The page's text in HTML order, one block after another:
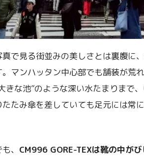
で見る街並みの美しさとは裏腹に
。マンハッタン中心部でも舗装が荒
きな池”のような深い水たまりまで
たみ傘を差していても足元には常
、 CM996 GORE-TEXは靴の中が